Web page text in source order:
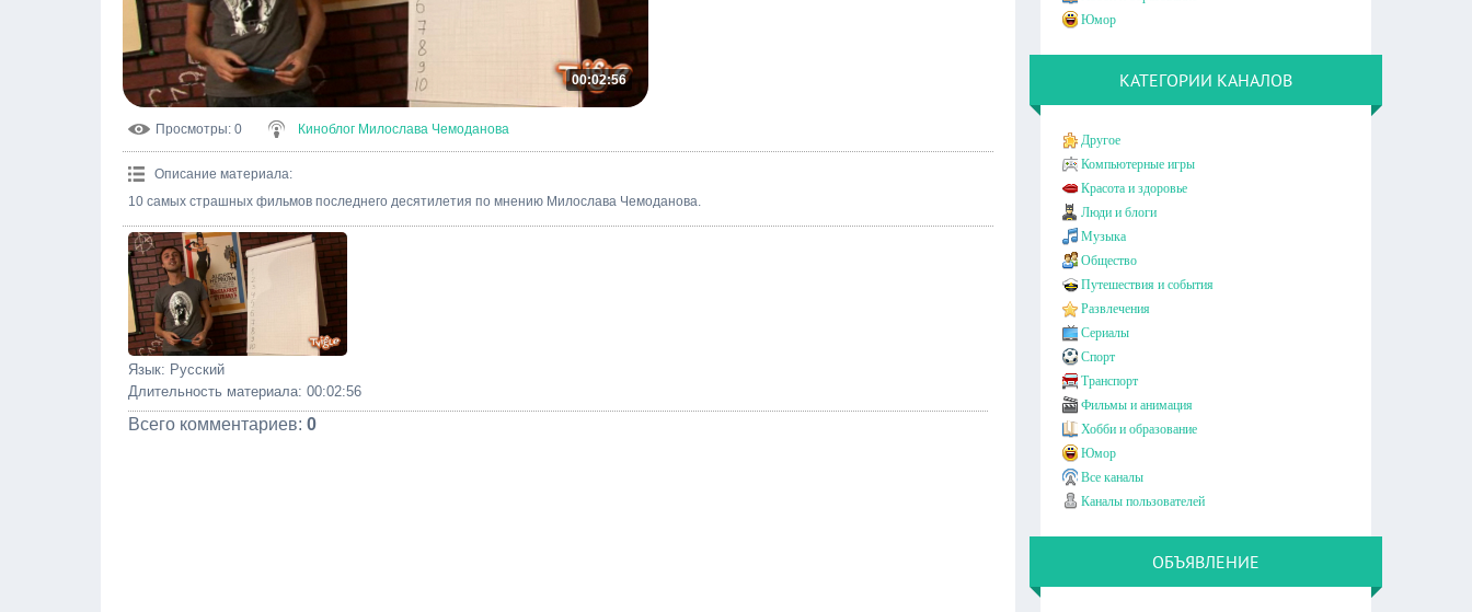
00:02:56
Просмотры: 0 Киноблог Милослава Чемоданова
Описание материала:
10 самых страшных фильмов последнего десятилетия по мнению Милослава Чемоданова.
Язык: Русский
Длительность материала: 00:02:56
Всего комментариев: 0
Юмор
КАТЕГОРИИ КАНАЛОВ
Другое
Компьютерные игры
Красота и здоровье
Люди и блоги
Музыка
Общество
Путешествия и события
Развлечения
Сериалы
Спорт
Транспорт
Фильмы и анимация
Хобби и образование
Юмор
Все каналы
Каналы пользователей
ОБЪЯВЛЕНИЕ